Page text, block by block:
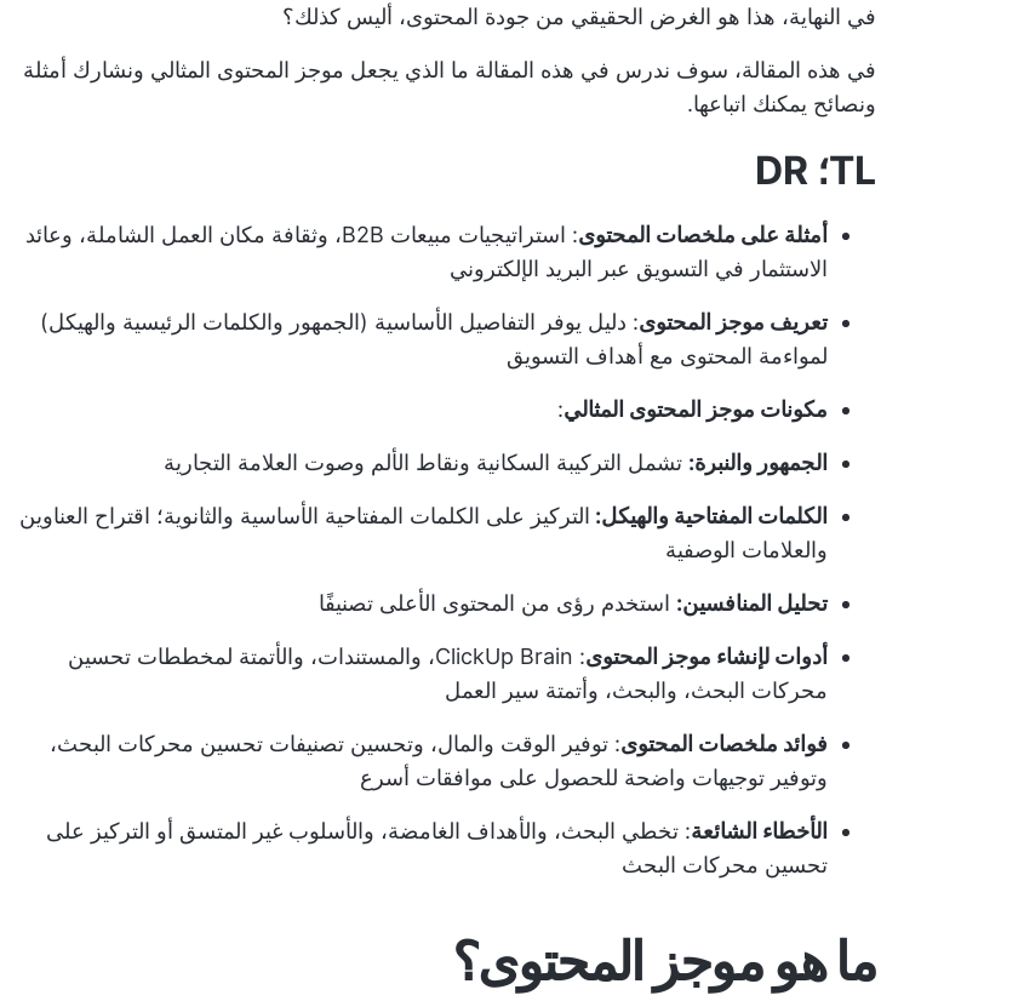
في النهاية، هذا هو الغرض الحقيقي من جودة المحتوى، أليس كذلك؟
في هذه المقالة، سوف ندرس في هذه المقالة ما الذي يجعل موجز المحتوى المثالي ونشارك أمثلة
ونصائح يمكنك اتباعها.
TL؛ DR
أمثلة على ملخصات المحتوى
: استراتيجيات مبيعات B2B، وثقافة مكان العمل الشاملة، وعائد
الاستثمار في التسويق عبر البريد الإلكتروني
تعريف موجز المحتوى: دليل يوفر التفاصيل الأساسية (الجمهور والكلمات الرئيسية والهيكل)
لمواءمة المحتوى مع أهداف التسويق
مكونات موجز المحتوى المثالي:
الجمهور والنبرة: تشمل التركيبة السكانية ونقاط الألم وصوت العلامة التجارية
الكلمات المفتاحية والهيكل: التركيز على الكلمات المفتاحية الأساسية والثانوية؛ اقتراح العناوين
والعلامات الوصفية
تحليل المنافسين: استخدم رؤى من المحتوى الأعلى تصنيفًا
أدوات لإنشاء موجز المحتوى
: ClickUp Brain، والمستندات، والأتمتة لمخططات تحسين
محركات البحث، والبحث، وأتمتة سير العمل
فوائد ملخصات المحتوى: توفير الوقت والمال، وتحسين تصنيفات تحسين محركات البحث،
وتوفير توجيهات واضحة للحصول على موافقات أسرع
الأخطاء الشائعة: تخطي البحث، والأهداف الغامضة، والأسلوب غير المتسق أو التركيز على
تحسين محركات البحث
ما هو موجز المحتوى؟